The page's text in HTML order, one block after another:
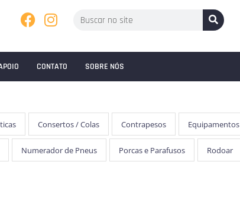
CONTATO SOBRE NÓS
Consertos / Colas Contrapesos Equipamentos
Numerador de Pneus Porcas e Parafusos Rodoar